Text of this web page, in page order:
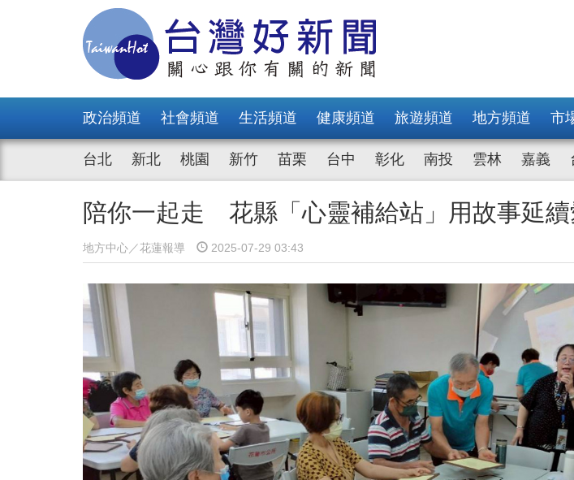
政治頻道 社會頻道 生活頻道 健康頻道 旅遊頻道 地方頻道 市
台北 新北 桃園 新竹 苗栗 台中 彰化 南投 雲林 嘉義
陪你一起走 花縣「心靈補給站」用故事延續
地方中心／花蓮報導 2025-07-29 03:43